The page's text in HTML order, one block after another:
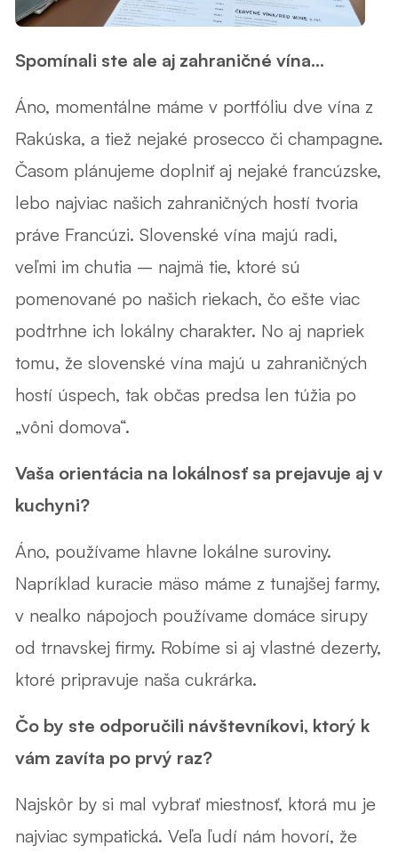
Spomínali ste ale aj zahraničné vína...
Áno, momentálne máme v portfóliu dve vína z
Rakúska, a tiež nejaké prosecco či champagne.
Časom plánujeme doplniť aj nejaké francúzske,
lebo najviac našich zahraničných hostí tvoria
práve Francúzi. Slovenské vína majú radi,
veľmi im chutia – najmä tie, ktoré sú
pomenované po našich riekach, čo ešte viac
podtrhne ich lokálny charakter. No aj napriek
tomu, že slovenské vína majú u zahraničných
hostí úspech, tak občas predsa len túžia po
„vôni domova“.
Vaša orientácia na lokálnosť sa prejavuje aj v
kuchyni?
Áno, používame hlavne lokálne suroviny.
Napríklad kuracie mäso máme z tunajšej farmy,
v nealko nápojoch používame domáce sirupy
od trnavskej firmy. Robíme si aj vlastné dezerty,
ktoré pripravuje naša cukrárka.
Čo by ste odporučili návštevníkovi, ktorý k
vám zavíta po prvý raz?
Najskôr by si mal vybrať miestnosť, ktorá mu je
najviac sympatická. Veľa ľudí nám hovorí, že